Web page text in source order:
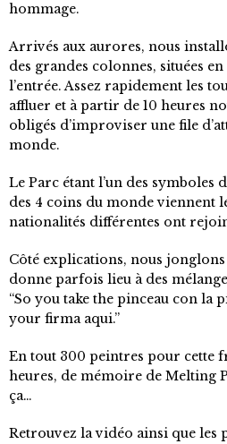
hommage.
Arrivés aux aurores, nous
des grandes colonnes, situées
l’entrée. Assez rapidement les
affluer et à partir de 10 heures
obligés d’improviser une file
monde.
Le Parc étant l’un des symboles
des 4 coins du monde viennent
nationalités différentes ont
Côté explications, nous jonglons
donne parfois lieu à des
“So you take the pinceau con la
your firma aqui.”
En tout 300 peintres pour cette
heures, de mémoire de Melting
ça…
Retrouvez la vidéo ainsi que les